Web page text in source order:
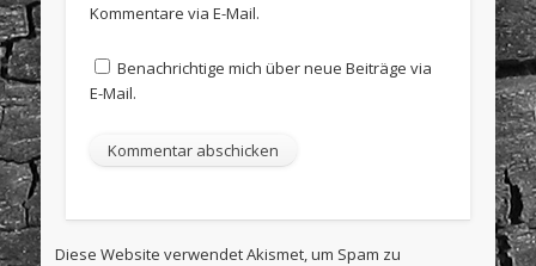
Kommentare via E-Mail.
Benachrichtige mich über neue Beiträge via
E-Mail.
Diese Website verwendet Akismet, um Spam zu